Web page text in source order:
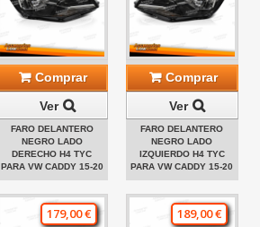
Comprar
Ver
FARO DELANTERO
NEGRO LADO
DERECHO H4 TYC
PARA VW CADDY 15-20
Comprar
Ver
FARO DELANTERO
NEGRO LADO
IZQUIERDO H4 TYC
PARA VW CADDY 15-20
179,00 € 189,00 €